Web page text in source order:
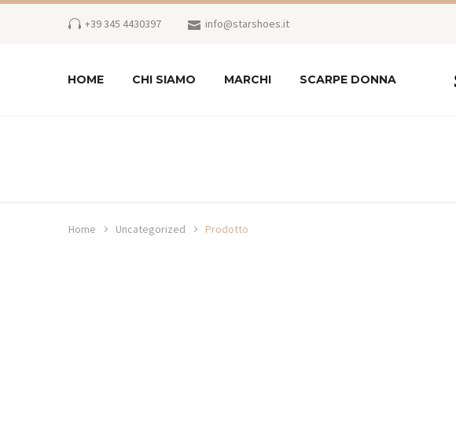
+39 345 4430397 info@starshoes.it
HOME CHI SIAMO MARCHI SCARPE DONNA
Home Uncategorized Prodotto